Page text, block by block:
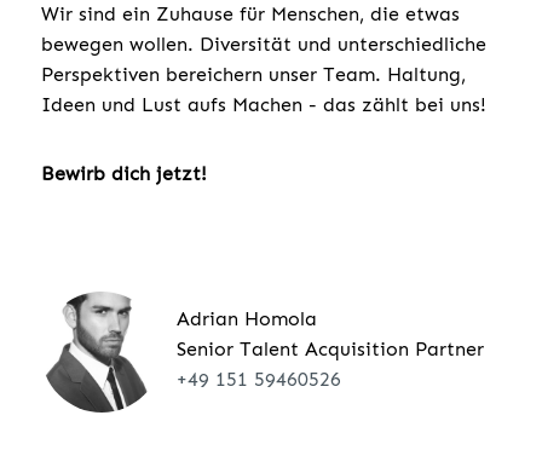
Wir sind ein Zuhause für Menschen, die etwas
bewegen wollen. Diversität und unterschiedliche
Perspektiven bereichern unser Team. Haltung,
Ideen und Lust aufs Machen - das zählt bei uns!
Bewirb dich jetzt!
Adrian Homola
Senior Talent Acquisition Partner
+49 151 59460526